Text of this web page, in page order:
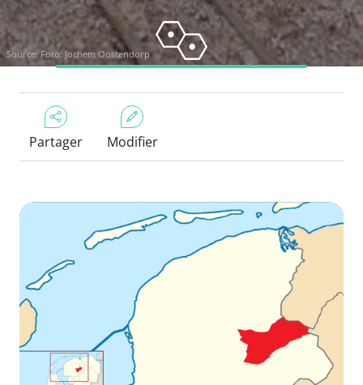
Source: Foto: Jochem Oostendorp
Partager Modifier